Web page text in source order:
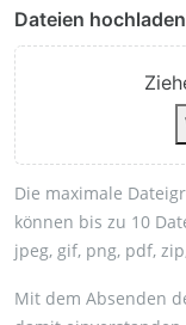
Dateien hochladen
Die maximale
können bis zu 10
jpeg, gif, png, pdf,
Mit dem Absenden